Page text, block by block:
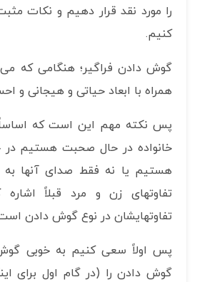
را مورد نقد قرار دهیم و نکات
کنیم.
گوش دادن فراگیر؛ هنگامی که
همراه با ابعاد حیاتی و هیجانی و
پس نکته مهم این است که اساساً
خانواده در حال صحبت هستیم
هستیم یا نه فقط صدای آنها
تفاوتهای زن و مرد قبلاً
تفاوتهایشان در نوع گوش دادن
پس اولاً سعی کنیم به خوبی
گوش دادن را (در گام اول برای